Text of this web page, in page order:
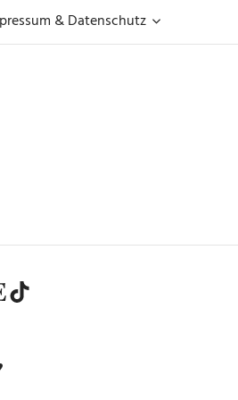
& Datenschutz
Shop
TikTok